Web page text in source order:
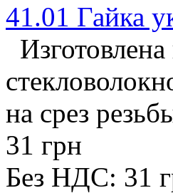
41.01 Гайка
на срез
31 грн
Без НДС: 31